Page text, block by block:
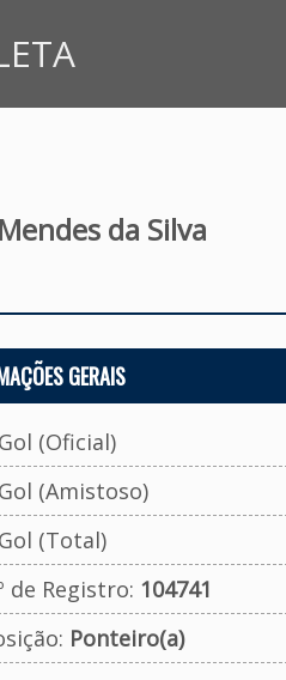
da Silva
GERAIS
(Oficial)
(Amistoso)
(Total)
de Registro: 104741
Ponteiro(a)